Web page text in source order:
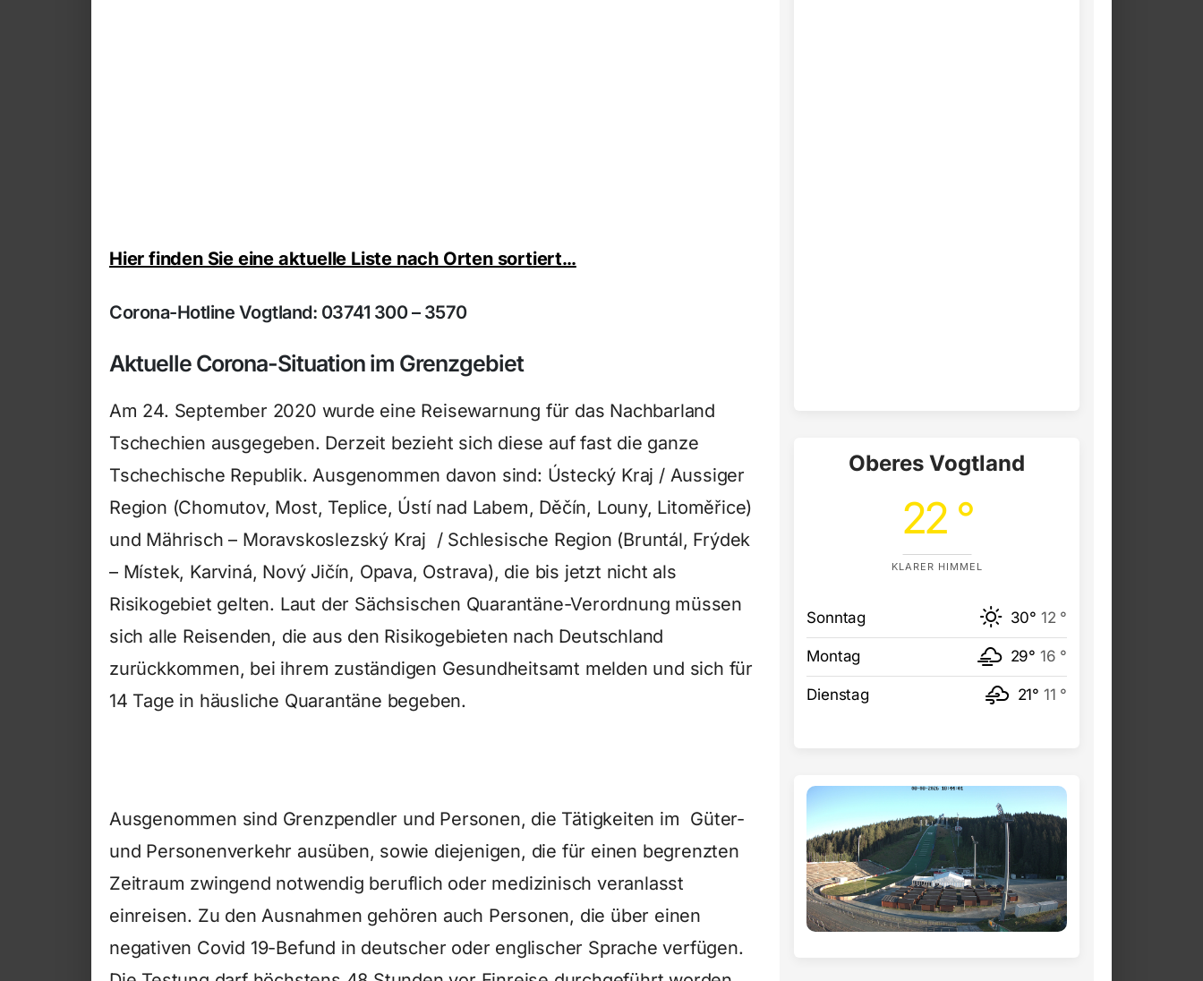
Hier finden Sie eine aktuelle Liste nach Orten sortiert…
Corona-Hotline Vogtland: 03741 300 – 3570
Aktuelle Corona-Situation im Grenzgebiet
Am 24. September 2020 wurde eine Reisewarnung für das Nachbarland
Tschechien ausgegeben. Derzeit bezieht sich diese auf fast die ganze
Tschechische Republik. Ausgenommen davon sind: Ústecký Kraj / Aussiger
Region (Chomutov, Most, Teplice, Ústí nad Labem, Děčín, Louny, Litoměřice)
und Mährisch – Moravskoslezský Kraj / Schlesische Region (Bruntál, Frýdek
– Místek, Karviná, Nový Jičín, Opava, Ostrava), die bis jetzt nicht als
Risikogebiet gelten. Laut der Sächsischen Quarantäne-Verordnung müssen
sich alle Reisenden, die aus den Risikogebieten nach Deutschland
zurückkommen, bei ihrem zuständigen Gesundheitsamt melden und sich für
14 Tage in häusliche Quarantäne begeben.
Ausgenommen sind Grenzpendler und Personen, die Tätigkeiten im Güter-
und Personenverkehr ausüben, sowie diejenigen, die für einen begrenzten
Zeitraum zwingend notwendig beruflich oder medizinisch veranlasst
einreisen. Zu den Ausnahmen gehören auch Personen, die über einen
negativen Covid 19-Befund in deutscher oder englischer Sprache verfügen.
Oberes Vogtland
22 °
KLARER HIMMEL
Sonntag 30° 12 °
Montag 29° 16 °
Dienstag 21° 11 °